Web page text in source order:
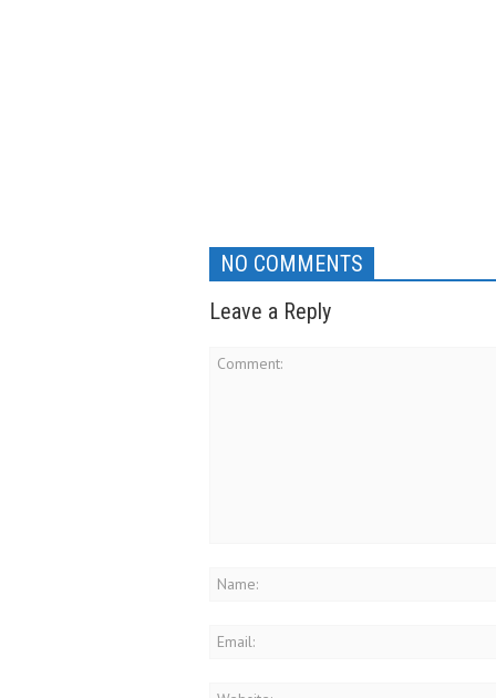
NO COMMENTS
Leave a Reply